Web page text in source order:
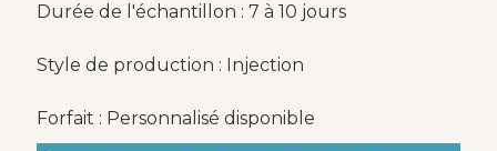
Durée de l'échantillon : 7 à 10 jours
Style de production : Injection
Forfait : Personnalisé disponible